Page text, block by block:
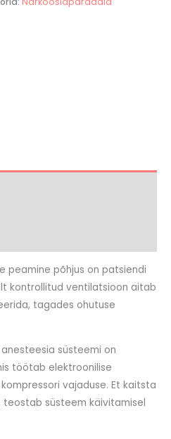
peamine põhjus on patsiendi
kontrollitud ventilatsioon aitab
tagades ohutuse
anesteesia süsteemi on
töötab elektroonilise
vajaduse. Et kaitsta
süsteem käivitamisel